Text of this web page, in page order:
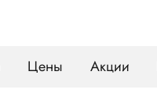
Цены Акции